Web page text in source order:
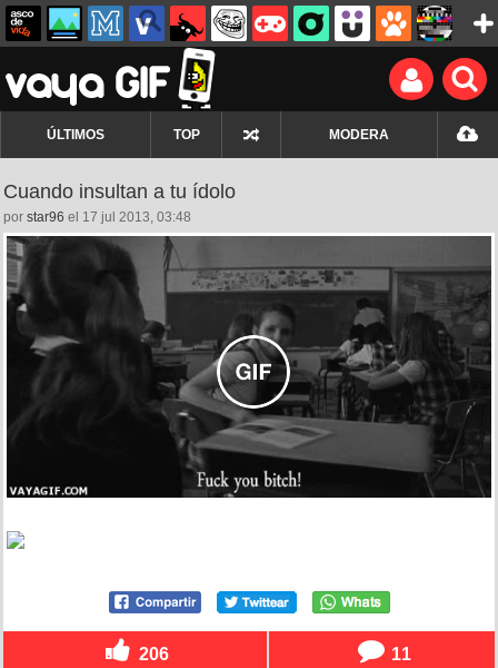
ÚLTIMOS TOP MODERA
Cuando insultan a tu ídolo
por star96 el 17 jul 2013, 03:48
206 11